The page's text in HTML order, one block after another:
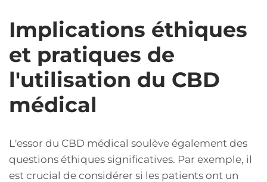
Implications éthiques
et pratiques de
l'utilisation du CBD
médical
L'essor du CBD médical soulève également des
questions éthiques significatives. Par exemple, il
est crucial de considérer si les patients ont un